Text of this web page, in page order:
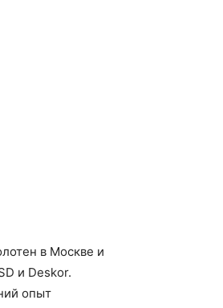
в Москве и
и Deskor.
опыт